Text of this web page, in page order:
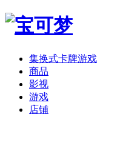
集换式卡牌游戏
商品
影视
游戏
店铺